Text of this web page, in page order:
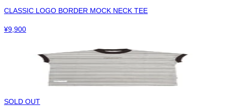
CLASSIC LOGO BORDER MOCK NECK TEE
¥9,900
SOLD OUT